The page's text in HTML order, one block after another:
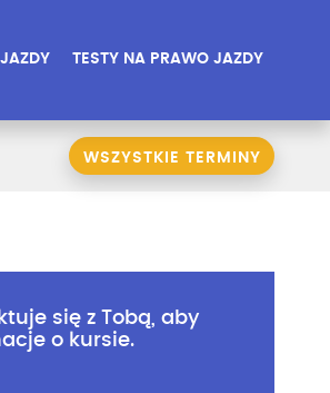
TESTY NA PRAWO JAZDY
WSZYSTKIE TERMINY
się z Tobą, aby
o kursie.